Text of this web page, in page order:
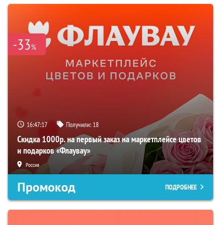
-33%
16:47:16 Получили: 18
Скидка 1000р. на первый заказ на маркетплейсе цветов
и подарков «Флаувау»
Россия
Промокод ПОДРОБНЕЕ